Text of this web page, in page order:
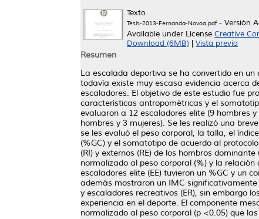
Texto
Tesis-2013-Fernanda-Novoa.pdf- Versión
Available under License Creative
Download (6MB)
Vista previa
Resumen
La escalada deportiva se ha convertido en
todavía existe muy escasa evidencia acerca
escaladores. El objetivo de este estudio fue
características antropométricas y el
evaluaron a 12 escaladores elite (9 hombres
hombres y 3 mujeres). Se les realizó una
se les evaluó el peso corporal, la talla, el
(%GC) y el somatotipo de acuerdo al
(RI) y externos (RE) de los hombros
normalizado al peso corporal (%) y la
escaladores elite (EE) tuvieron un %GC y un
además mostraron un IMC
y escaladores recreativos (ER), sin embargo
experiencia en el deporte. El componente
normalizado al peso corporal (p <0.05) que